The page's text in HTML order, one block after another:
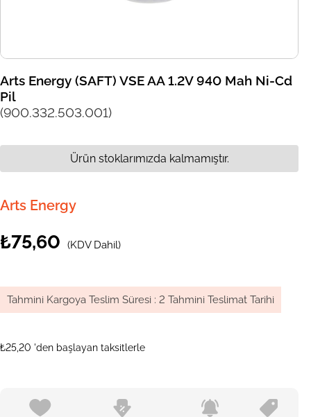
Arts Energy (SAFT) VSE AA 1.2V 940 Mah Ni-Cd
Pil
(900.332.503.001)
Arts Energy
₺75,60 (KDV Dahil)
Tahmini Kargoya Teslim Süresi : 2 Tahmini Teslimat Tarihi
₺25,20 'den başlayan taksitlerle
Ürün stoklarımızda kalmamıştır.